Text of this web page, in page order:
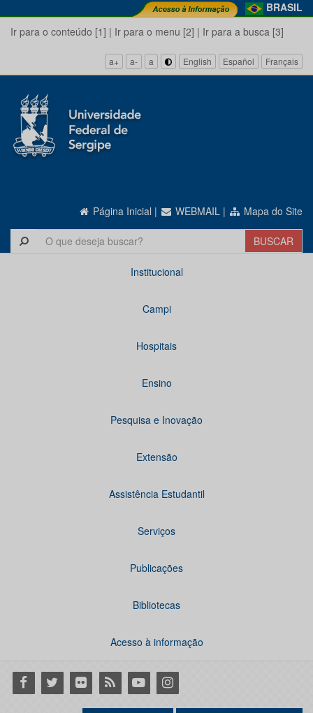
BRASIL
Ir para o conteúdo [1] | Ir para o menu [2] | Ir para a busca [3]
a+ a- a English Español Français
Página Inicial | WEBMAIL | Mapa do Site
Institucional
Campi
Hospitais
Ensino
Pesquisa e Inovação
Extensão
Assistência Estudantil
Serviços
Publicações
Bibliotecas
Acesso à informação
Facebook
Twitter Flickr RSS YoutubeInstagram